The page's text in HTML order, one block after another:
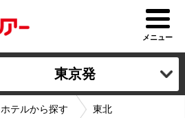
メニュー
東京発
ホテルから探す 東北